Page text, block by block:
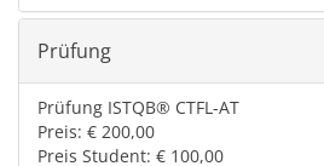
Prüfung
Prüfung ISTQB® CTFL-AT
Preis: € 200,00
Preis Student: € 100,00